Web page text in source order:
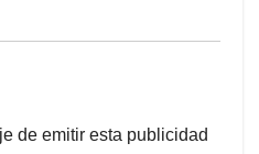
de emitir esta publicidad